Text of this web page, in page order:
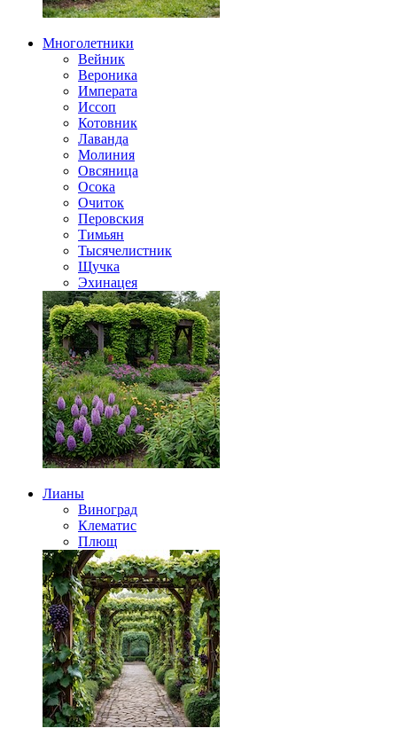
Многолетники
Вейник
Вероника
Императа
Иссоп
Котовник
Лаванда
Молиния
Овсяница
Осока
Очиток
Перовския
Тимьян
Тысячелистник
Щучка
Эхинацея
Лианы
Виноград
Клематис
Плющ